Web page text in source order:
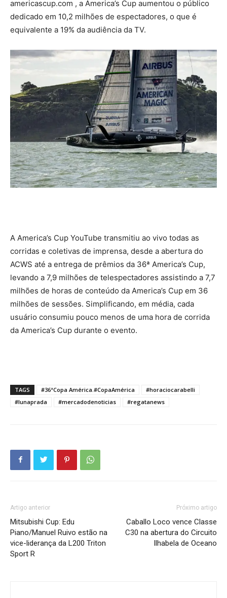
americascup.com , a America’s Cup aumentou o público
dedicado em 10,2 milhões de espectadores, o que é
equivalente a 19% da audiência da TV.
A America’s Cup YouTube transmitiu ao vivo todas as
corridas e coletivas de imprensa, desde a abertura do
ACWS até a entrega de prêmios da 36ª America’s Cup,
levando a 7,9 milhões de telespectadores assistindo a 7,7
milhões de horas de conteúdo da America’s Cup em 36
milhões de sessões. Simplificando, em média, cada
usuário consumiu pouco menos de uma hora de corrida
da America’s Cup durante o evento.
TAGS #36ªCopa América.#CopaAmérica
#horaciocarabelli
#lunaprada
#mercadodenoticias #regatanews
Artigo anterior
Mitsubishi Cup: Edu
Piano/Manuel Ruivo estão na
vice-liderança da L200 Triton
Sport R
Próximo artigo
Caballo Loco vence Classe
C30 na abertura do Circuito
Ilhabela de Oceano